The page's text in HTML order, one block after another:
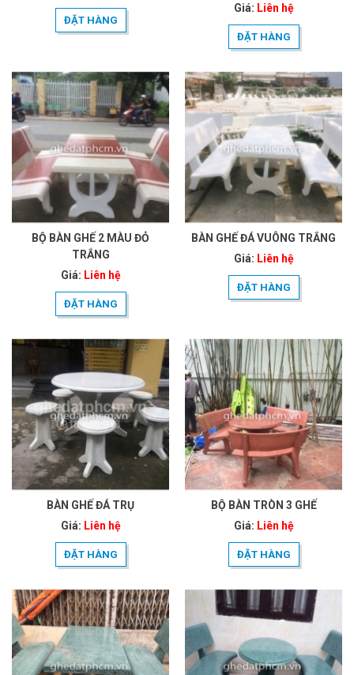
ĐẶT HÀNG
Giá: Liên hệ
ĐẶT HÀNG
BỘ BÀN GHẾ 2 MÀU ĐỎ
TRẮNG
Giá: Liên hệ
ĐẶT HÀNG
BÀN GHẾ ĐÁ VUÔNG TRẮNG
Giá: Liên hệ
ĐẶT HÀNG
BÀN GHẾ ĐÁ TRỤ
Giá: Liên hệ
ĐẶT HÀNG
BỘ BÀN TRÒN 3 GHẾ
Giá: Liên hệ
ĐẶT HÀNG